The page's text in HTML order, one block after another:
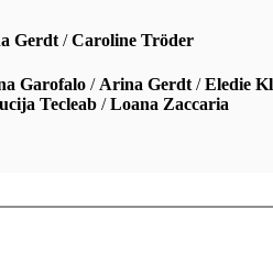
Gerdt/Caroline Tröder
Garofalo /Arina Gerdt/Eledie
Tecleab /Loana Zaccaria